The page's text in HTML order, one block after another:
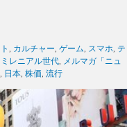
カルチャー ゲーム スマホ
テ
ミレニアル世代
メルマガ「ニュ
日本 株価 流行